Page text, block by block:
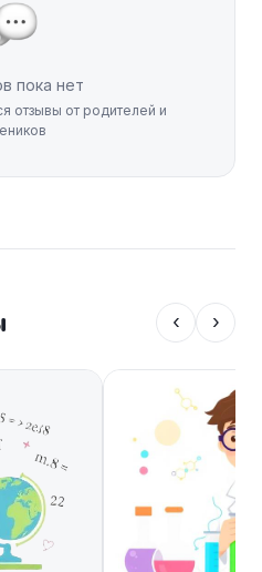
пока нет
отзывы от родителей и
‹ ›